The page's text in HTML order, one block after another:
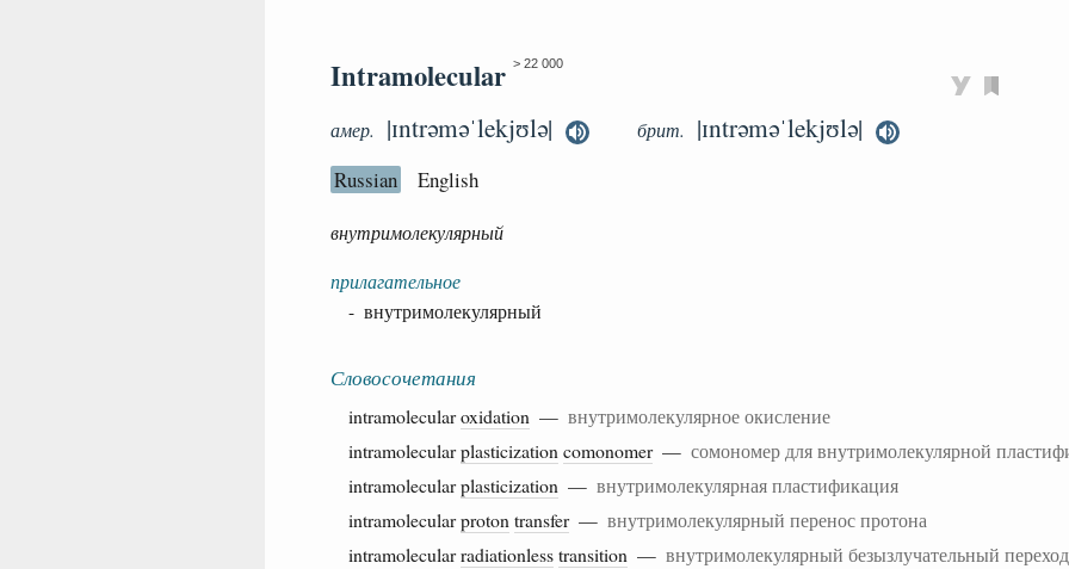
Intramolecular > 22 000
амер. |ɪntrəməˈlekjʊlə| брит. |ɪntrəməˈlekjʊlə|
Russian English
внутримолекулярный
прилагательное
- внутримолекулярный
Словосочетания
intramolecularoxidation — внутримолекулярное окисление
intramolecularplasticization comonomer— сомономер для внутримолекулярной
intramolecularplasticization — внутримолекулярная пластификация
intramolecularproton transfer— внутримолекулярный перенос протона
intramolecularradiationlesstransition — внутримолекулярный безызлучательный переход